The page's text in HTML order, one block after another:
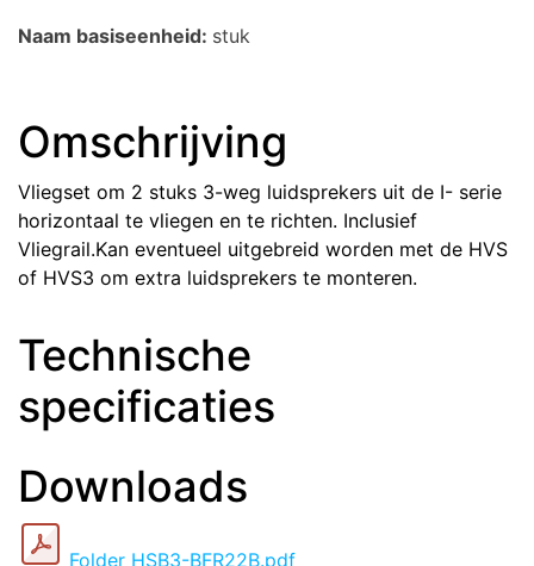
Naam basiseenheid: stuk
Omschrijving
Vliegset om 2 stuks 3-weg luidsprekers uit de I- serie
horizontaal te vliegen en te richten. Inclusief
Vliegrail.Kan eventueel uitgebreid worden met de HVS
of HVS3 om extra luidsprekers te monteren.
Technische
specificaties
Downloads
Folder HSB3-BFR22B.pdf